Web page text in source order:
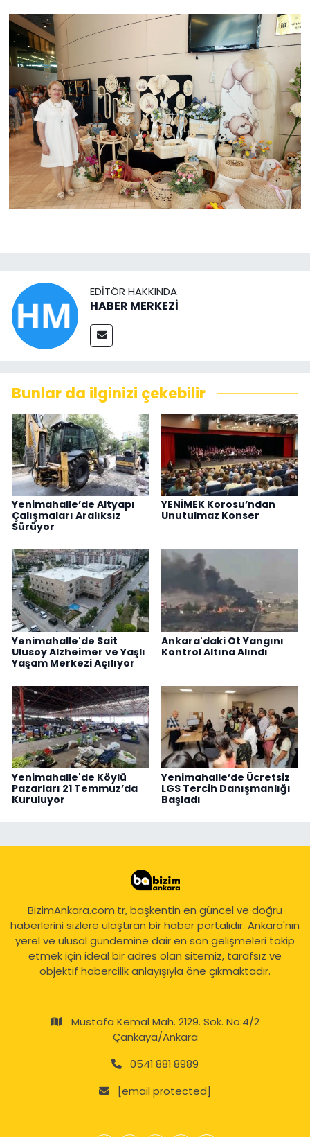
EDITÖR HAKKINDA
HABER MERKEZİ
Bunlar da ilginizi çekebilir
Yenimahalle’de Altyapı
Çalışmaları Aralıksız
Sürüyor
YENİMEK Korosu’ndan
Unutulmaz Konser
Yenimahalle'de Sait
Ulusoy Alzheimer ve Yaşlı
Yaşam Merkezi Açılıyor
Ankara'daki Ot Yangını
Kontrol Altına Alındı
Yenimahalle'de Köylü
Pazarları 21 Temmuz’da
Kuruluyor
Yenimahalle’de Ücretsiz
LGS Tercih Danışmanlığı
Başladı
BizimAnkara.com.tr, başkentin en güncel ve doğru
haberlerini sizlere ulaştıran bir haber portalıdır. Ankara'nın
yerel ve ulusal gündemine dair en son gelişmeleri takip
etmek için ideal bir adres olan sitemiz, tarafsız ve
objektif habercilik anlayışıyla öne çıkmaktadır.
Mustafa Kemal Mah. 2129. Sok. No:4/2
Çankaya/Ankara
0541 881 8989
[email protected]